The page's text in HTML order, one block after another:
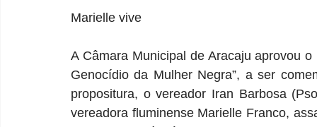
Marielle vive
A Câmara Municipal de Aracaju aprovou
Genocídio da Mulher Negra”, a ser
propositura, o vereador Iran Barbosa
vereadora fluminense Marielle Franco,